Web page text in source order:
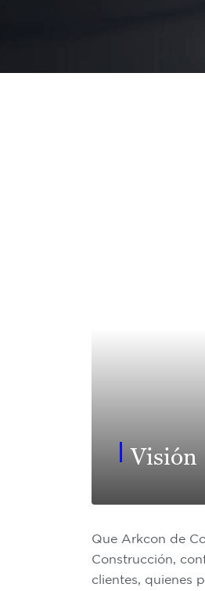
Visión
Que Arkcon de
Construcción,
clientes, quienes